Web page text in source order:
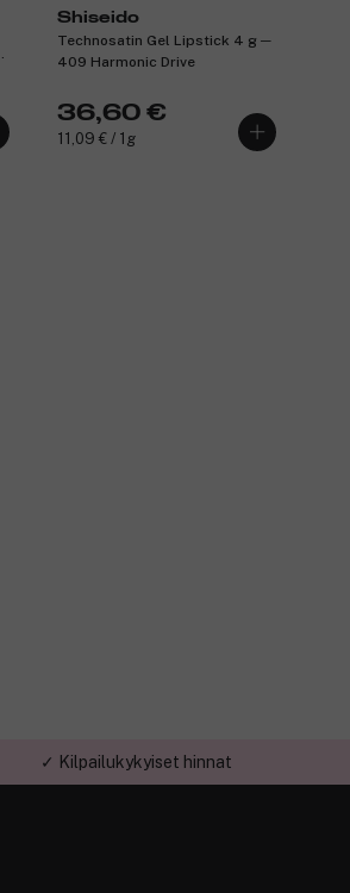
Shiseido
Technosatin Gel Lipstick 4 g ─
409 Harmonic Drive
36,60 €
11,09 € / 1g
✓ Kilpailukykyiset hinnat